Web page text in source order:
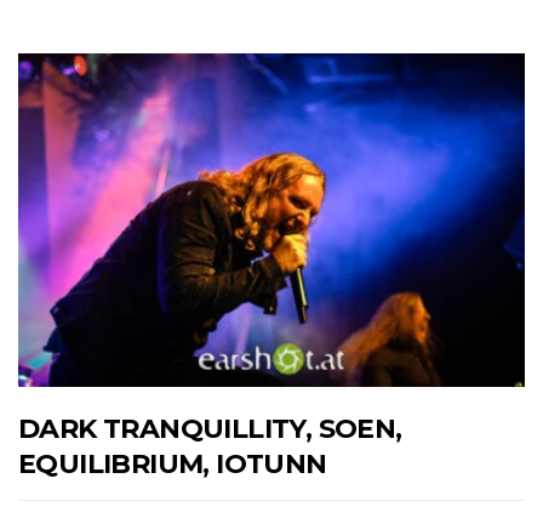
DARK TRANQUILLITY, SOEN,
EQUILIBRIUM, IOTUNN